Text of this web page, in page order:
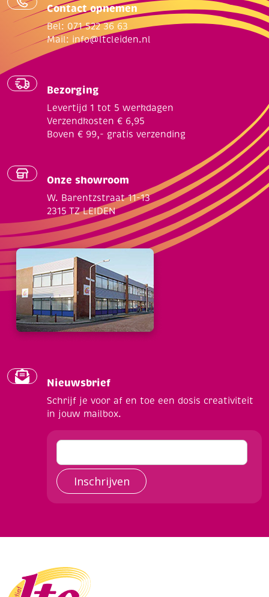
Contact opnemen
Bel: 071 522 36 63
Mail: info@ltcleiden.nl
Bezorging
Levertijd 1 tot 5 werkdagen
Verzendkosten € 6,95
Boven € 99,- gratis verzending
Onze showroom
W. Barentzstraat 11-13
2315 TZ LEIDEN
Nieuwsbrief
Schrijf je voor af en toe een dosis creativiteit
in jouw mailbox.
Inschrijven